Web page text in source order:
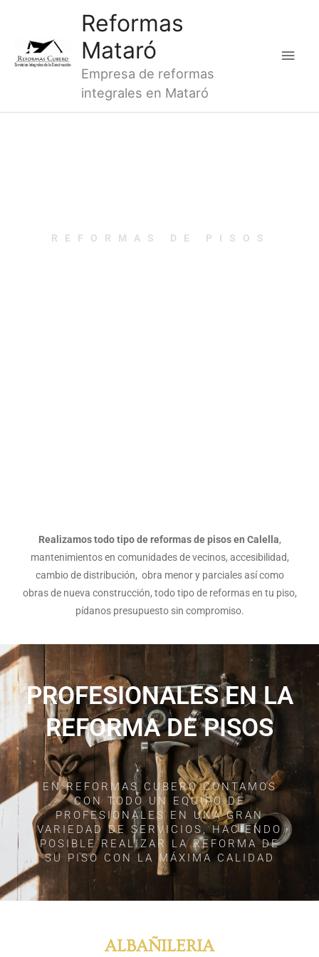
contenido
Reformas
Mataró
Empresa de reformas
integrales en Mataró
REFORMAS DE PISOS
Realizamos todo tipo de reformas de pisos en Calella,
mantenimientos en comunidades de vecinos, accesibilidad,
cambio de distribución, obra menor y parciales así como
obras de nueva construcción, todo tipo de reformas en tu piso,
pídanos presupuesto sin compromiso.
PROFESIONALES EN LA
REFORMA DE PISOS
EN REFORMAS CUBERO CONTAMOS
CON TODO UN EQUIPO DE
PROFESIONALES EN UNA GRAN
VARIEDAD DE SERVICIOS, HACIENDO
POSIBLE REALIZAR LA REFORMA DE
SU PISO CON LA MÁXIMA CALIDAD
ALBAÑILERIA